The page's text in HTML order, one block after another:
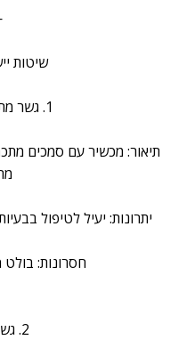
שיטות
1. גשר מתכתי קלאסי
תיאור: מכשיר עם סמכים
יתרונות: יעיל לטיפול
חסרונות:
2. גשר קרמי